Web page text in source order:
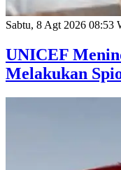
Sabtu, 8 Agt 2026 08:53
UNICEF
Melakukan